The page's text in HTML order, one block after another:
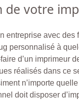
de votre
entreprise avec des
personnalisé à
d’un imprimeur
réalisés dans ce
n’importe
doit disposer